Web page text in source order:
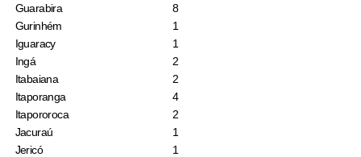
Guarabira
8
Gurinhém
1
Iguaracy
1
Ingá
2
Itabaiana
2
Itaporanga
4
Itapororoca
2
Jacuraú
1
Jericó
1